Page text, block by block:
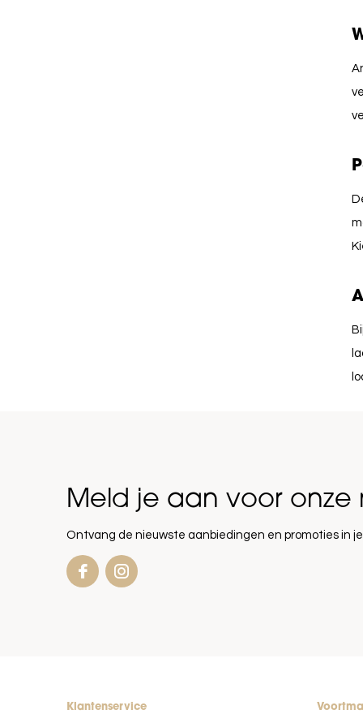
Bij
Meld je aan voor onze
Ontvang de nieuwste aanbiedingen en promoties in je
Klantenservice